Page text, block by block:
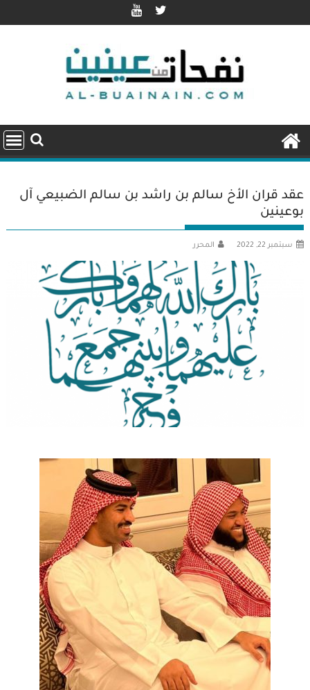
to
عقد قران الأخ سالم بن راشد بن سالم الضبيعي آل
بوعينين
سبتمبر 22, 2022 المحرر